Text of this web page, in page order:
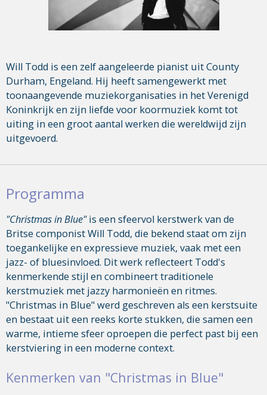
Will Todd is een zelf aangeleerde pianist uit County
Durham, Engeland. Hij heeft samengewerkt met
toonaangevende muziekorganisaties in het Verenigd
Koninkrijk en zijn liefde voor koormuziek komt tot
uiting in een groot aantal werken die wereldwijd zijn
uitgevoerd.
Programma
"Christmas in Blue"is een sfeervol kerstwerk van de
Britse componist Will Todd, die bekend staat om zijn
toegankelijke en expressieve muziek, vaak met een
jazz- of bluesinvloed. Dit werk reflecteert Todd's
kenmerkende stijl en combineert traditionele
kerstmuziek met jazzy harmonieën en ritmes.
"Christmas in Blue" werd geschreven als een kerstsuite
en bestaat uit een reeks korte stukken, die samen een
warme, intieme sfeer oproepen die perfect past bij een
kerstviering in een moderne context.
Kenmerken van "Christmas in Blue"